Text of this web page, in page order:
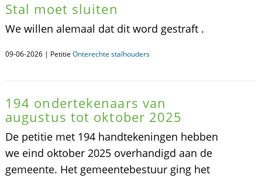
Stal moet sluiten
We willen alemaal dat dit word gestraft .
09-06-2026 | Petitie Onterechte stalhouders
194 ondertekenaars van
augustus tot oktober 2025
De petitie met 194 handtekeningen hebben
we eind oktober 2025 overhandigd aan de
gemeente. Het gemeentebestuur ging het